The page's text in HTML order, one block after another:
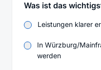
Was ist das
Leistungen klarer
In Würzburg/
werden